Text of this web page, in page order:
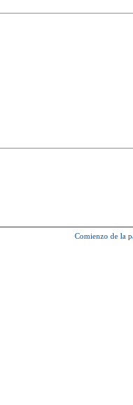
Comienzo de la